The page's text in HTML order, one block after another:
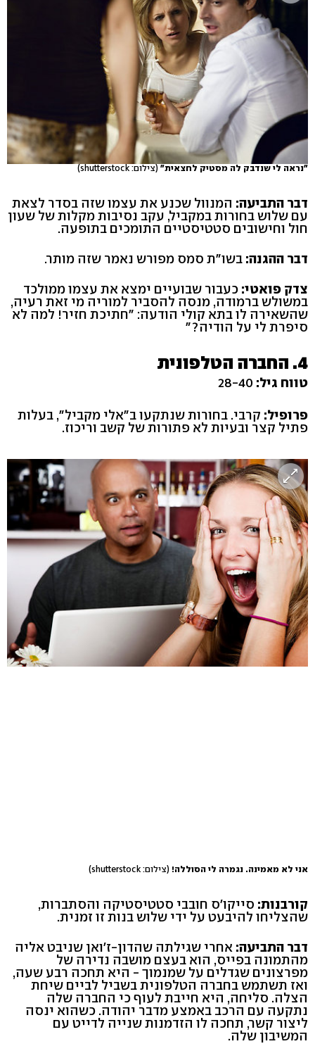
"נראה לי שנדבק לה מסטיק לחצאית"(צילום: shutterstock)
דבר התביעה: המנוול שכנע את עצמו שזה בסדר לצאת
עם שלוש בחורות במקביל, עקב נסיבות מקלות של שעון
חול וחישובים סטטיסטיים התומכים בתופעה.
דבר ההגנה: בשו"ת סמס מפורש נאמר שזה מותר.
צדק פואטי: כעבור שבועיים ימצא את עצמו ממולכד
במשולש ברמודה, מנסה להסביר למוריה מי זאת רעיה,
שהשאירה לו בתא קולי הודעה: "חתיכת חזיר! למה לא
סיפרת לי על הודיה?"
4. החברה הטלפונית
טווח גיל:
פרופיל: קרבי. בחורות שנתקעו ב"אלי מקביל", בעלות
פתיל קצר ובעיות לא פתורות של קשב וריכוז.
אני לא מאמינה. נגמרה לי הסוללה! (צילום: shutterstock)
קורבנות: סייקו'ס חובבי סטטיסטיקה והסתברות,
שהצליחו להיבעט על ידי שלוש בנות זו זמנית.
דבר התביעה: אחרי שגילתה שהדון-ז'ואן שניבט אליה
מהתמונה בפייס, הוא בעצם מושבה נדירה של
מפרצונים שגדלים על שמנמוך - היא תחכה רבע שעה,
ואז תשתמש בחברה הטלפונית בשביל לביים שיחת
הצלה. סליחה, היא חייבת לעוף כי החברה שלה
נתקעה עם הרכב באמצע מדבר יהודה. כשהוא ינסה
ליצור קשר, תחכה לו הזדמנות שנייה לדייט עם
המשיבון שלה.